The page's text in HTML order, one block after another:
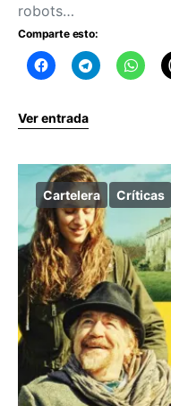
robots…
Comparte esto:
Ver entrada
Cartelera Críticas